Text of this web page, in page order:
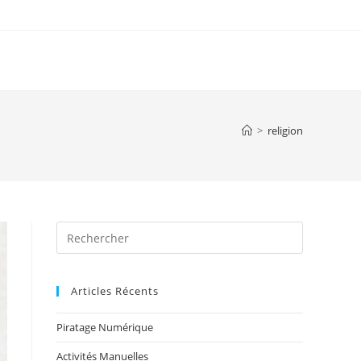
> religion
Articles Récents
Piratage Numérique
Activités Manuelles